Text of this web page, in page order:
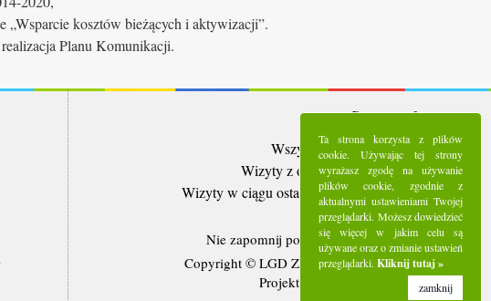
„Wsparcie kosztów bieżących i aktywizacji”.
Planu Komunikacji.
Statystyki:
Wszystkie wizyty: 5286568
Wizyty z ostatnich 30 dni: 91797
Wizyty w ciągu ostatniego tygodnia:
20478
Użytkownicy online: 6
Nie zapomnij polubić nas na Facebooku
Copyright © LGD Zielony Pierścień - 2016.
Projekt i wykonanie - Freeline.
Ta strona korzysta z plików
cookie. Używając tej strony
wyrażasz zgodę na używanie
plików cookie, zgodnie z
aktualnymi ustawieniami Twojej
przeglądarki. Możesz dowiedzieć
się więcej w jakim celu są
używane oraz o zmianie ustawień
przeglądarki. Kliknij tutaj »
zamknij